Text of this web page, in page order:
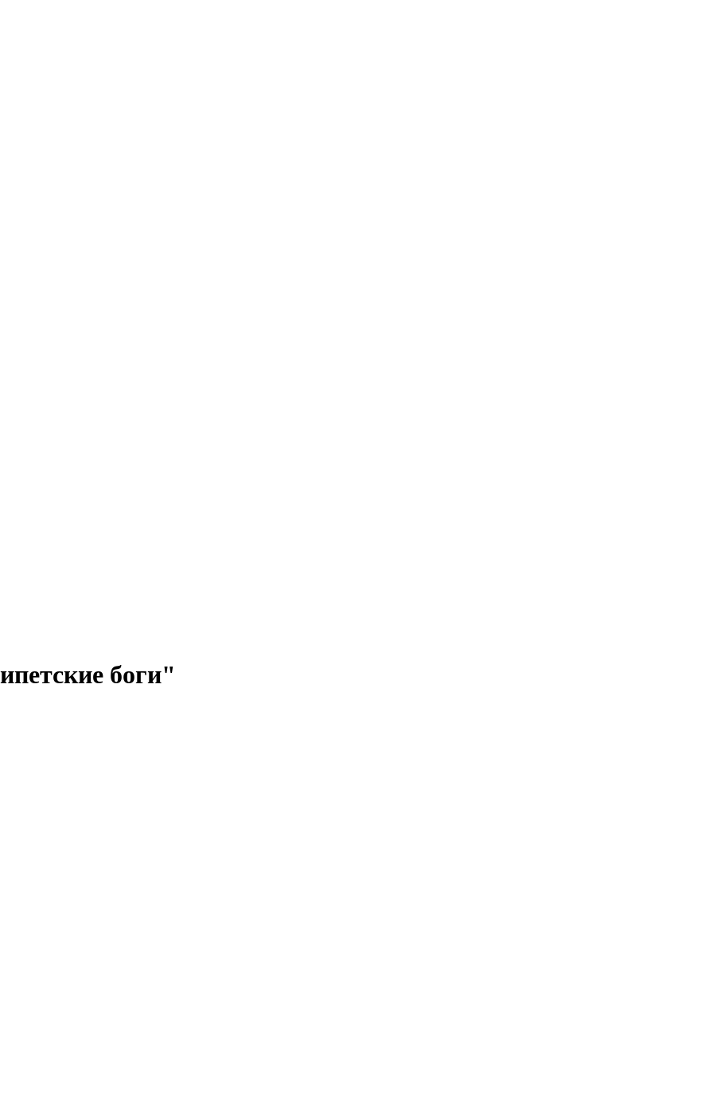
боги"